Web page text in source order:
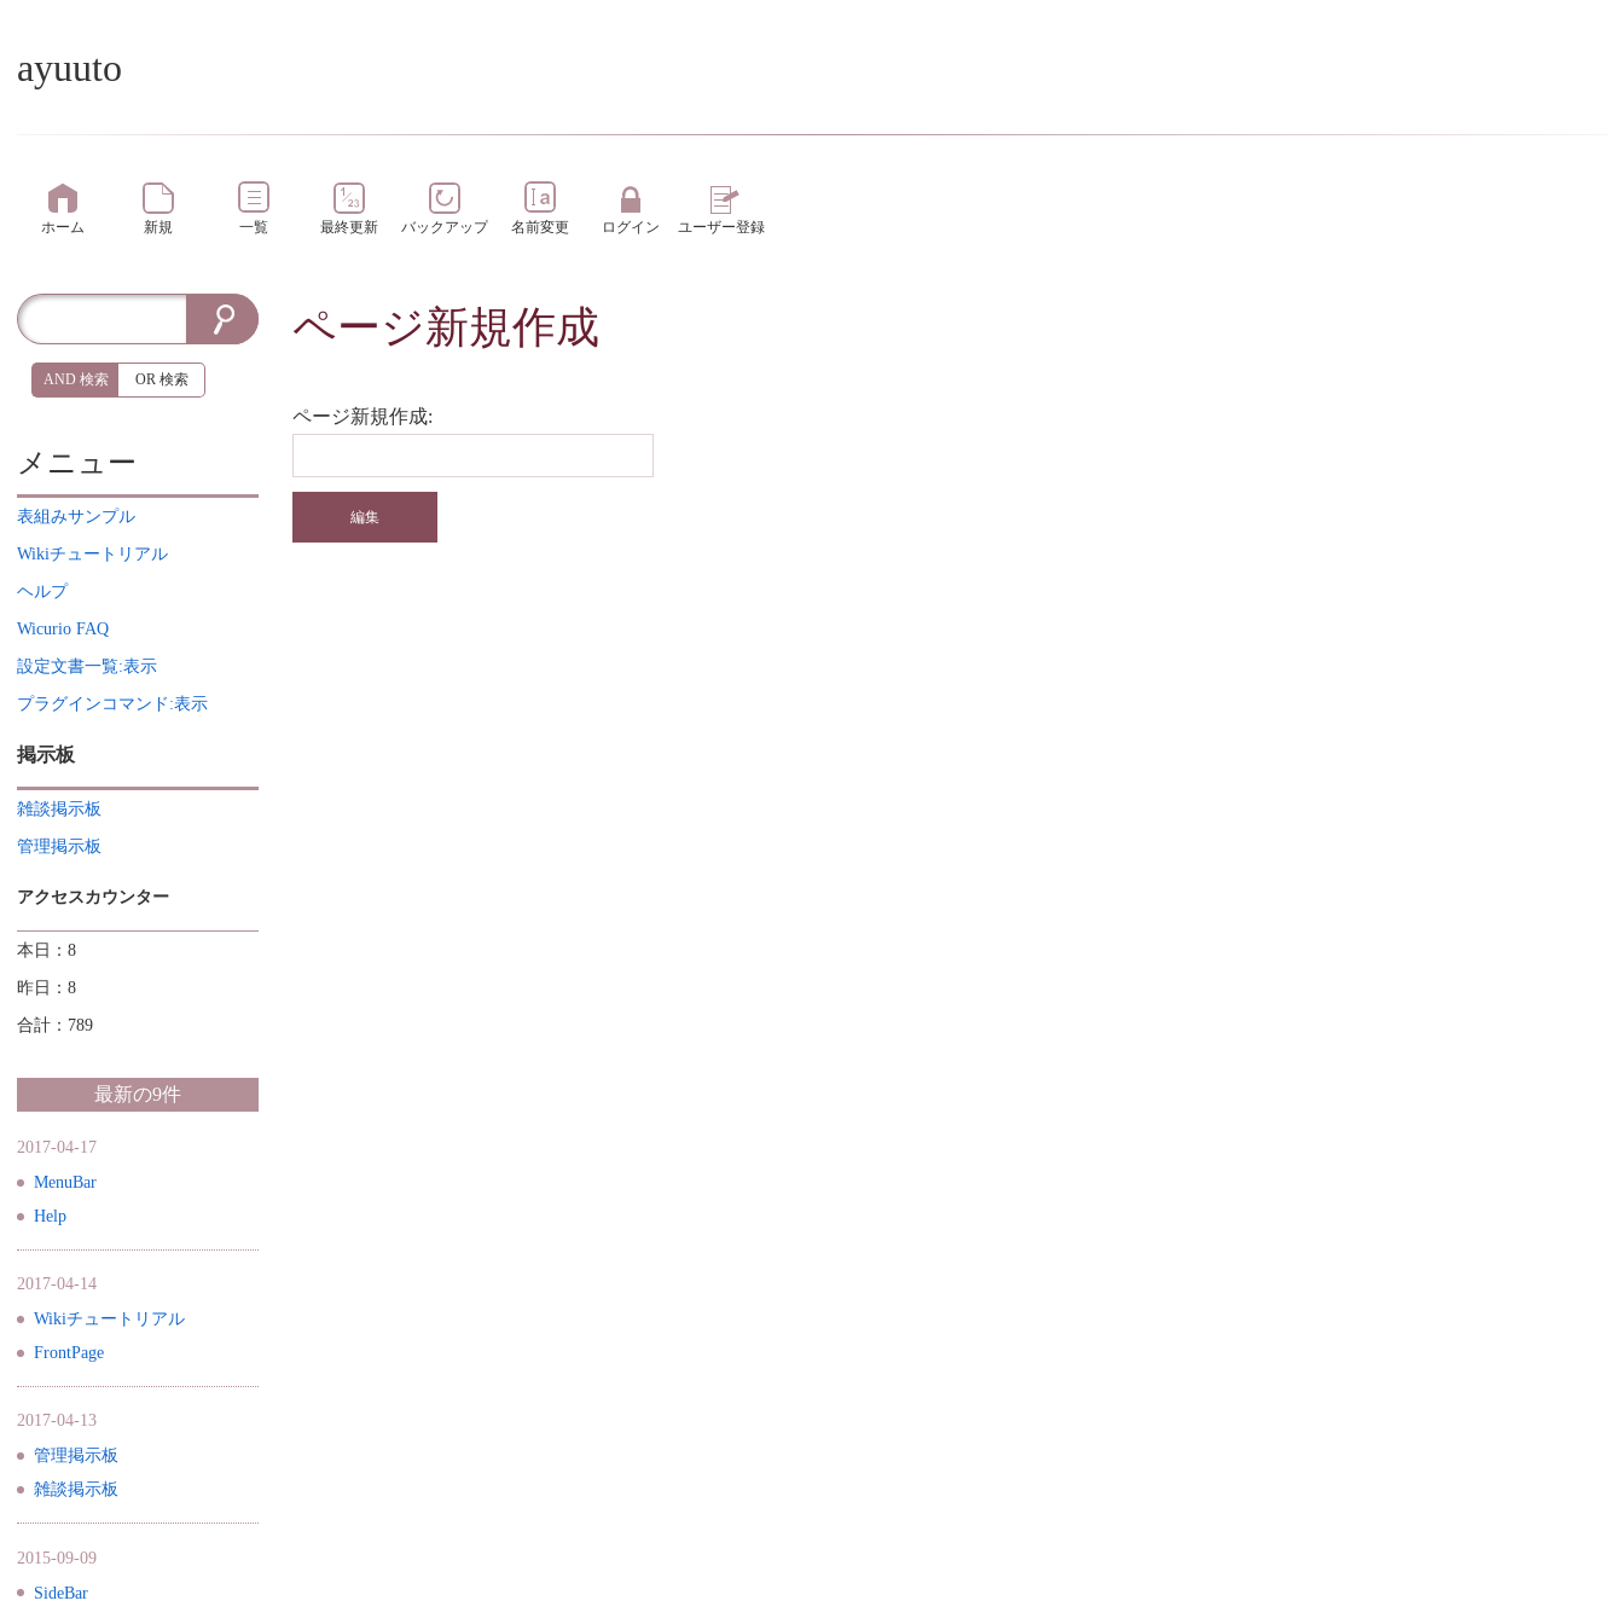
ayuuto
ホーム 新規 一覧 最終更新 バックアップ 名前変更 ログイン ユーザー登録
ページ新規作成
ページ新規作成:
AND 検索 OR 検索
メニュー
表組みサンプル
Wikiチュートリアル
ヘルプ
Wicurio FAQ
設定文書一覧:表示
プラグインコマンド:表示
掲示板
雑談掲示板
管理掲示板
アクセスカウンター
本日：8
昨日：8
合計：789
最新の9件
2017-04-17
MenuBar
Help
2017-04-14
Wikiチュートリアル
FrontPage
2017-04-13
管理掲示板
雑談掲示板
2015-09-09
SideBar